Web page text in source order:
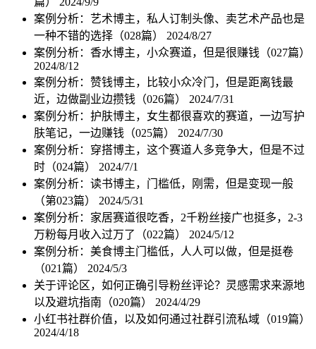
案例分析：艺术博主，私人订制头像、卖艺术产品也是
一种不错的选择（028篇） 2024/8/27
案例分析：香水博主，小众赛道，但是很赚钱（027篇）
2024/8/12
案例分析：赞钱博主，比较小众冷门，但是距离钱最
近，边做副业边攒钱（026篇） 2024/7/31
案例分析：护肤博主，女生都很喜欢的赛道，一边写护
肤笔记，一边赚钱（025篇） 2024/7/30
案例分析：穿搭博主，这个赛道人多竞争大，但是不过
时（024篇） 2024/7/1
案例分析：读书博主，门槛低，刚需，但是变现一般
（第023篇） 2024/5/31
案例分析：家居赛道很吃香，2千粉丝接广也挺多，2-3
万粉每月收入过万了（022篇） 2024/5/12
案例分析：美食博主门槛低，人人可以做，但是挺卷
（021篇） 2024/5/3
关于评论区，如何正确引导粉丝评论？灵感需求来源地
以及避坑指南（020篇） 2024/4/29
小红书社群价值，以及如何通过社群引流私域（019篇）
2024/4/18